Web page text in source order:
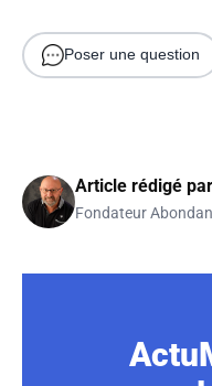
Poser une question
Article rédigé par
Fondateur